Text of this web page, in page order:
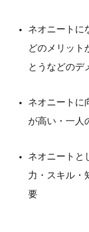
ネオニートに
どのメリット
とうなどのデ
ネオニートに
が高い・一人
ネオニートと
力・スキル・
要